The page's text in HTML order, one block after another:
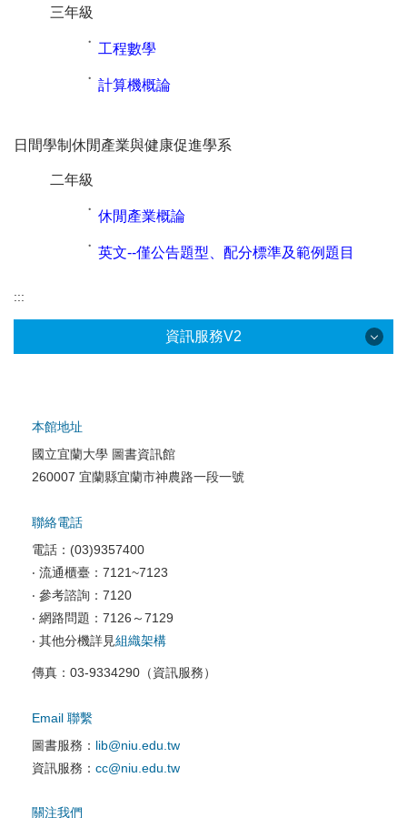
三年級
˙ 工程數學
˙ 計算機概論
日間學制休閒產業與健康促進學系
二年級
˙ 休閒產業概論
˙ 英文--僅公告題型、配分標準及範例題目
:::
資訊服務V2
校園網路服務
校園資訊安全
電腦教室相關
資訊服務申請
本館地址
國立宜蘭大學 圖書資訊館
260007 宜蘭縣宜蘭市神農路一段一號
聯絡電話
電話：(03)9357400
‧ 流通櫃臺：7121~7123
‧ 參考諮詢：7120
‧ 網路問題：7126～7129
‧ 其他分機詳見組織架構
傳真：03-9334290（資訊服務）
Email 聯繫
圖書服務： lib@niu.edu.tw
資訊服務： cc@niu.edu.tw
關注我們